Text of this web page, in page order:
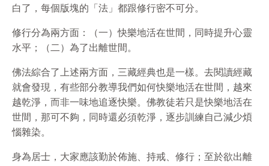
白了，每個版塊的「法」都跟修行密不可分。
修行分為兩方面：（一）快樂地活在世間，同時提升心靈
水平；（二）為了出離世間。
佛法綜合了上述兩方面，三藏經典也是一樣。去閱讀經藏
就會發現，有些部分教導我們如何快樂地活在世間，越來
越乾淨，而非一味地追逐快樂。佛教徒若只是快樂地活在
世間，那可不夠，同時還必須乾淨，逐步訓練自己減少煩
惱雜染。
身為居士，大家應該勤於佈施、持戒、修行；至於欲出離